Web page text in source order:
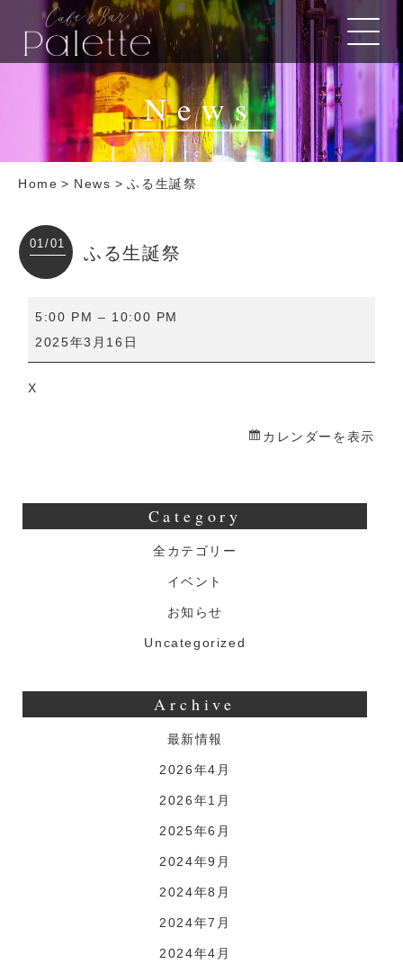
News
Home > News > ふる生誕祭
01/01 ふる生誕祭
生
誕
5:00 PM – 10:00 PM
2025年3月16日
X
カレンダーを表示
Category
全カテゴリー
イベント
お知らせ
Uncategorized
Archive
最新情報
2026年4月
2026年1月
2025年6月
2024年9月
2024年8月
2024年7月
2024年4月